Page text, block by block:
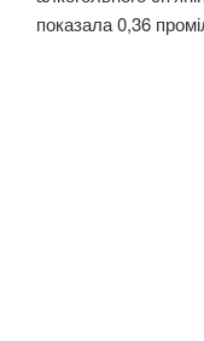
показала 0,36